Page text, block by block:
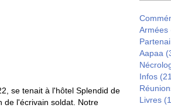
se tenait à l'hôtel Splendid de
de l'écrivain soldat. Notre
Armées
Aapaa
Infos
Livres